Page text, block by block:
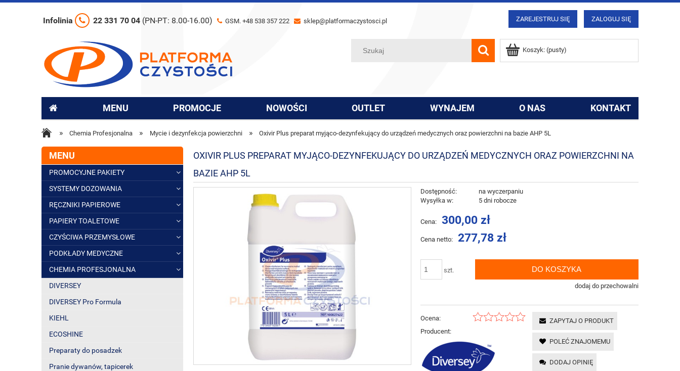
Infolinia 22 331 70 04 (PN-PT: 8.00-16.00) GSM. +48 538 357 222 sklep@platformaczystosci.pl ZAREJESTRUJ SIĘ ZALOGUJ SIĘ
Koszyk: (pusty)
MENU PROMOCJE NOWOŚCI OUTLET WYNAJEM O NAS KONTAKT
» Chemia Profesjonalna » Mycie i dezynfekcja powierzchni » Oxivir Plus preparat myjąco-dezynfekujący do urządzeń medycznych oraz powierzchni na bazie AHP 5L
MENU
PROMOCYJNE PAKIETY
SYSTEMY DOZOWANIA
RĘCZNIKI PAPIEROWE
PAPIERY TOALETOWE
CZYŚCIWA PRZEMYSŁOWE
PODKŁADY MEDYCZNE
CHEMIA PROFESJONALNA
DIVERSEY
DIVERSEY Pro Formula
KIEHL
ECOSHINE
Preparaty do posadzek
Pranie dywanów, tapicerek
OXIVIR PLUS PREPARAT MYJĄCO-DEZYNFEKUJĄCY DO URZĄDZEŃ MEDYCZNYCH ORAZ POWIERZCHNI NA
BAZIE AHP 5L
Dostępność:
na wyczerpaniu
Wysyłka w:
5 dni robocze
Cena: 300,00 zł
Cena netto: 277,78 zł
szt. DO KOSZYKA
dodaj do przechowalni
Ocena:
Producent:
ZAPYTAJ O PRODUKT
POLEĆ ZNAJOMEMU
DODAJ OPINIĘ